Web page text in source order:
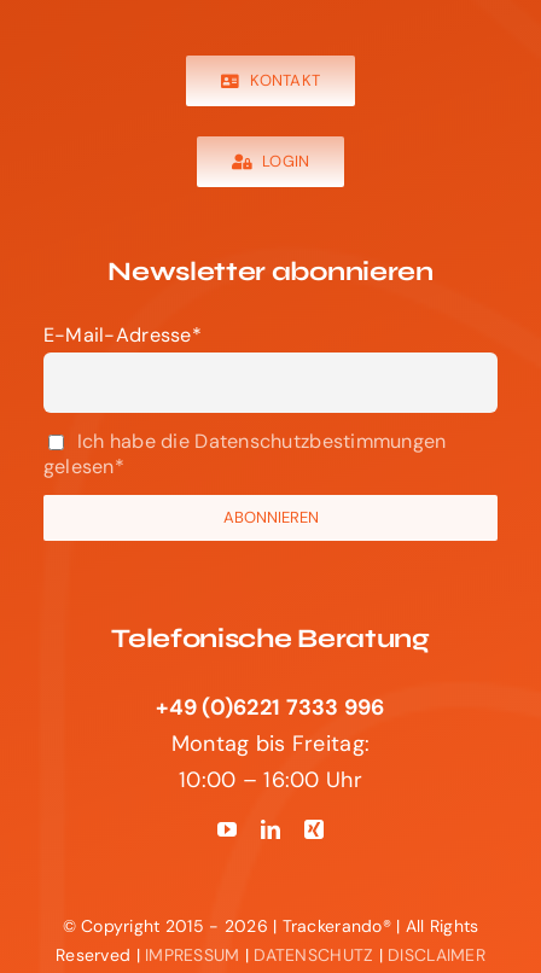
KONTAKT
LOGIN
Newsletter abonnieren
E-Mail-Adresse*
Ich habe die Datenschutzbestimmungen
gelesen*
Telefonische Beratung
+49 (0)6221 7333 996
Montag bis Freitag:
10:00 – 16:00 Uhr
© Copyright 2015 - 2026 | Trackerando® | All Rights
Reserved | IMPRESSUM | DATENSCHUTZ | DISCLAIMER